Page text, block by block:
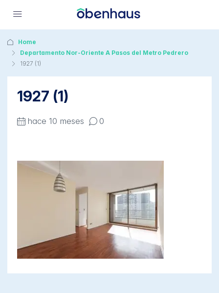
Home
Departamento Nor-Oriente A Pasos del Metro Pedrero
1927 (1)
1927 (1)
hace 10 meses 0